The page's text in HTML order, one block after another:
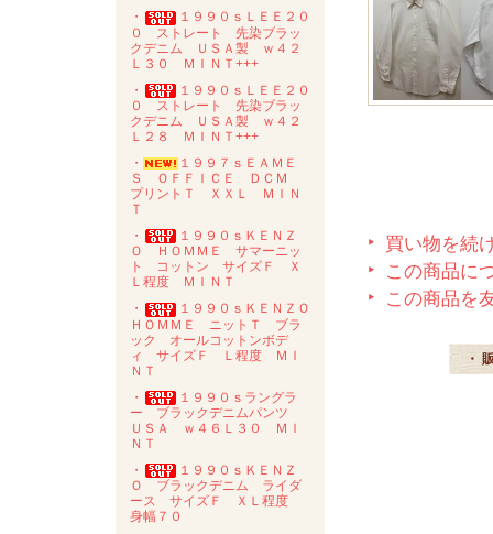
・
１９９０ｓＬＥＥ２０
０ ストレート 先染ブラッ
クデニム ＵＳＡ製 ｗ４２
Ｌ３０ ＭＩＮＴ+++
・
１９９０ｓＬＥＥ２０
０ ストレート 先染ブラッ
クデニム ＵＳＡ製 ｗ４２
Ｌ２８ ＭＩＮＴ+++
・
１９９７ｓＥＡＭＥ
Ｓ ＯＦＦＩＣＥ ＤＣＭ
プリントＴ ＸＸＬ ＭＩＮ
Ｔ
・
１９９０ｓＫＥＮＺ
Ｏ ＨＯＭＭＥ サマーニッ
ト コットン サイズＦ Ｘ
Ｌ程度 ＭＩＮＴ
・
１９９０ｓＫＥＮＺＯ
ＨＯＭＭＥ ニットＴ ブラ
ック オールコットンボデ
ィ サイズＦ Ｌ程度 ＭＩ
ＮＴ
・
１９９０ｓラングラ
ー ブラックデニムパンツ
ＵＳＡ ｗ４６Ｌ３０ ＭＩ
ＮＴ
・
１９９０ｓＫＥＮＺ
Ｏ ブラックデニム ライダ
ース サイズＦ ＸＬ程度
身幅７０
買い物を続
この商品に
この商品を
・